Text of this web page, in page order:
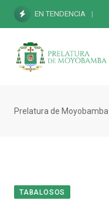
EN TENDENCIA
Prelatura de Moyobamba
TABALOSOS